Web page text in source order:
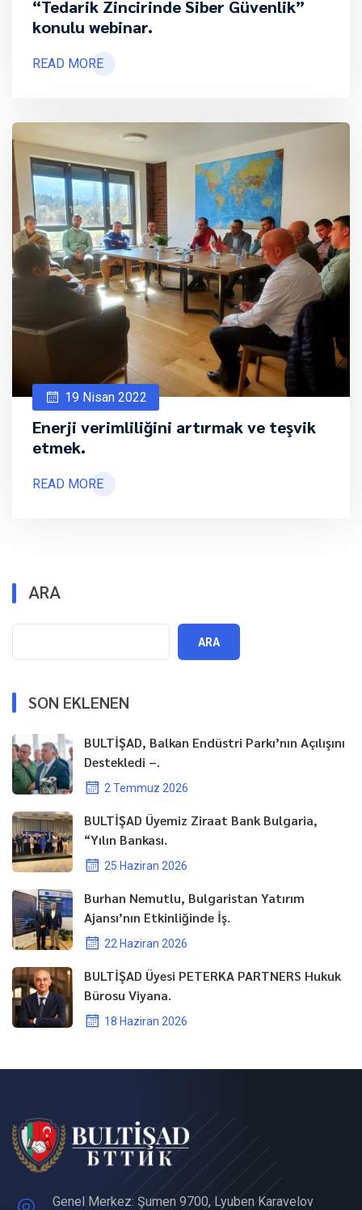
“Tedarik Zincirinde Siber Güvenlik”
konulu webinar.
READ MORE
19 Nisan 2022
Enerji verimliliğini artırmak ve teşvik
etmek.
READ MORE
ARA
ARA
SON EKLENEN
BULTİŞAD, Balkan Endüstri Parkı’nın Açılışını
Destekledi –.
2 Temmuz 2026
BULTİŞAD Üyemiz Ziraat Bank Bulgaria,
“Yılın Bankası.
25 Haziran 2026
Burhan Nemutlu, Bulgaristan Yatırım
Ajansı’nın Etkinliğinde İş.
22 Haziran 2026
BULTİŞAD Üyesi PETERKA PARTNERS Hukuk
Bürosu Viyana.
18 Haziran 2026
Genel Merkez: Şumen 9700, Lyuben Karavelov